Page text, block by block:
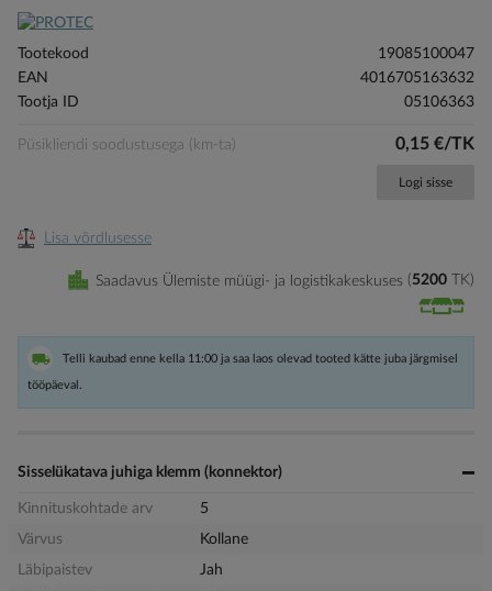
of
the
images
Tootekood
19085100047
EAN
4016705163632
Tootja ID
05106363
Püsikliendi soodustusega (km-ta) 0,15 €/TK
Logi sisse
Lisa võrdlusesse
Saadavus Ülemiste müügi- ja logistikakeskuses 5200 TK
Telli kaubad enne kella 11:00 ja saa laos olevad tooted kätte juba järgmisel
tööpäeval.
Sisselükatava juhiga klemm (konnektor)
Kinnituskohtade arv
5
Värvus
Kollane
Läbipaistev
Jah